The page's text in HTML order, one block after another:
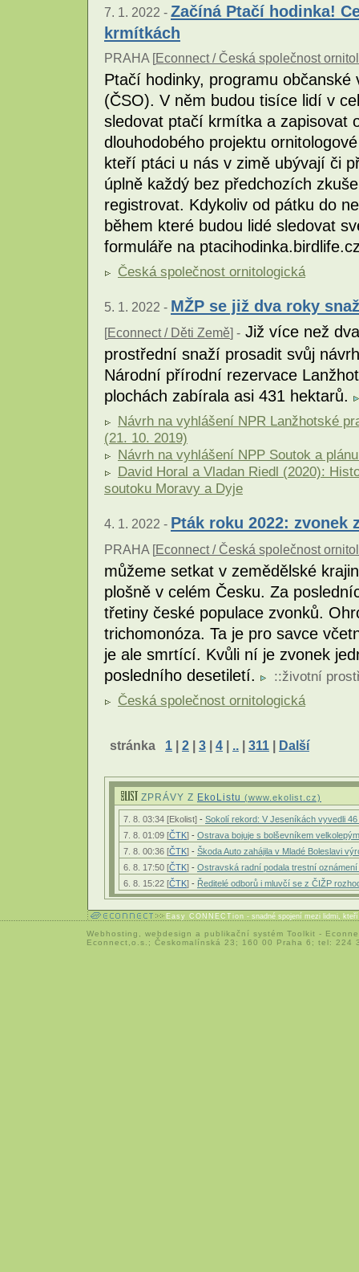
7. 1. 2022 - Začíná Ptačí hodinka!
krmítkách
PRAHA [Econnect / Česká společnost
Ptačí hodinky, programu
(ČSO). V něm budou tisíce lidí v
sledovat ptačí krmítka a zapisovat
dlouhodobého projektu
kteří ptáci u nás v zimě ubývají či
úplně každý bez předchozích
registrovat. Kdykoliv od pátku do
během které budou lidé sledovat
formuláře na
Česká společnost ornitologická
5. 1. 2022 - MŽP se již dva roky
[Econnect / Děti Země] - Již více než
prostřední snaží prosadit svůj
Národní přírodní rezervace
plochách zabírala asi 431 hektarů.
Návrh na vyhlášení NPR Lanžhotské
(21. 10. 2019)
Návrh na vyhlášení NPP Soutok a
David Horal a Vladan Riedl (2020):
soutoku Moravy a Dyje
4. 1. 2022 - Pták roku 2022: zvonek
PRAHA [Econnect / Česká společnost
můžeme setkat v zemědělské
plošně v celém Česku. Za
třetiny české populace zvonků.
trichomonóza. Ta je pro savce
je ale smrtící. Kvůli ní je zvonek
posledního desetiletí.
::životní
Česká společnost ornitologická
stránka 1 | 2 | 3 | 4 | .. | 311 | Další
ZPRÁVY Z EkoListu (www.ekolist.cz)
7. 8. 03:34 [Ekolist] - Sokolí rekord: V Jeseníkách vyvedli 46
7. 8. 01:09 [ČTK] - Ostrava bojuje s bolševníkem
7. 8. 00:36 [ČTK] - Škoda Auto zahájila v Mladé Boleslavi
6. 8. 17:50 [ČTK] - Ostravská radní podala trestní
6. 8. 15:22 [ČTK] - Ředitelé odborů i mluvčí se z ČIŽP
Easy CONNECTion - snadné spojení mezi lidmi,
Webhosting webdesign a publikační systém Toolkit -
Econnect,o.s.; Českomalínská 23; 160 00 Praha 6; tel: 224